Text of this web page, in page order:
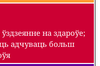
на здароўе;
адчуваць больш